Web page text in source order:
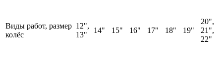
Виды работ, размер
колёс
12",
13"
14" 15" 16" 17" 18" 19"
20",
21",
22"